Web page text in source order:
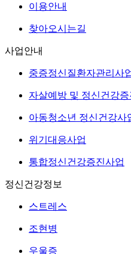
이용안내
찾아오시는길
사업안내
중증정신질환자관리사
자살예방 및 정신건강증
아동청소년 정신건강사
위기대응사업
통합정신건강증진사업
정신건강정보
스트레스
조현병
우울증